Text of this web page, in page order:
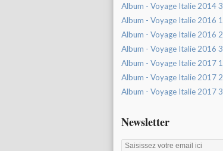
Album - Voyage Italie 2014 3
Album - Voyage Italie 2016 1
Album - Voyage Italie 2016 2
Album - Voyage Italie 2016 3
Album - Voyage Italie 2017 1
Album - Voyage Italie 2017 2
Album - Voyage Italie 2017 3
Newsletter